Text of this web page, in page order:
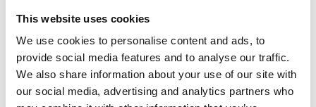
This website uses cookies
We use cookies to personalise content and ads, to
provide social media features and to analyse our traffic.
We also share information about your use of our site with
our social media, advertising and analytics partners who